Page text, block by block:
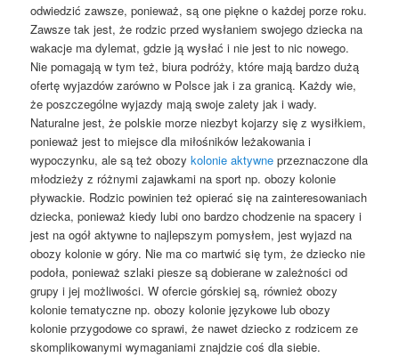
odwiedzić zawsze, ponieważ, są one piękne o każdej porze roku.
Zawsze tak jest, że rodzic przed wysłaniem swojego dziecka na
wakacje ma dylemat, gdzie ją wysłać i nie jest to nic nowego.
Nie pomagają w tym też, biura podróży, które mają bardzo dużą
ofertę wyjazdów zarówno w Polsce jak i za granicą. Każdy wie,
że poszczególne wyjazdy mają swoje zalety jak i wady.
Naturalne jest, że polskie morze niezbyt kojarzy się z wysiłkiem,
ponieważ jest to miejsce dla miłośników leżakowania i
wypoczynku, ale są też obozykolonie aktywne przeznaczone dla
młodzieży z różnymi zajawkami na sport np. obozy kolonie
pływackie. Rodzic powinien też opierać się na zainteresowaniach
dziecka, ponieważ kiedy lubi ono bardzo chodzenie na spacery i
jest na ogół aktywne to najlepszym pomysłem, jest wyjazd na
obozy kolonie w góry. Nie ma co martwić się tym, że dziecko nie
podoła, ponieważ szlaki piesze są dobierane w zależności od
grupy i jej możliwości. W ofercie górskiej są, również obozy
kolonie tematyczne np. obozy kolonie językowe lub obozy
kolonie przygodowe co sprawi, że nawet dziecko z rodzicem ze
skomplikowanymi wymaganiami znajdzie coś dla siebie.